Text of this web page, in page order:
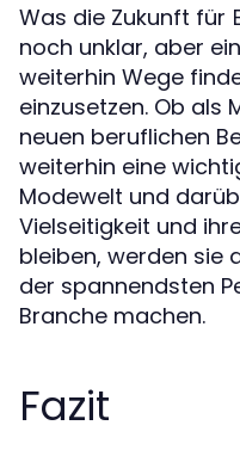
Was die Zukunft für
noch unklar, aber
weiterhin Wege
einzusetzen. Ob als
neuen beruflichen
weiterhin eine
Modewelt und
Vielseitigkeit und
bleiben, werden sie
der spannendsten
Branche machen.
Fazit